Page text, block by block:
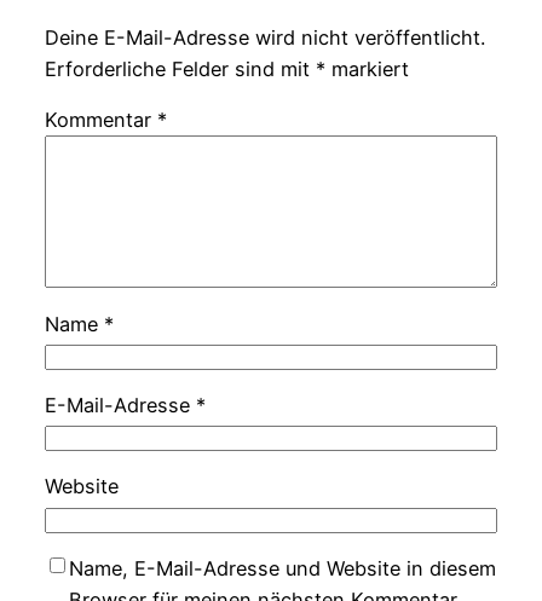
Deine E-Mail-Adresse wird nicht veröffentlicht.
Erforderliche Felder sind mit * markiert
Kommentar *
Name *
E-Mail-Adresse *
Website
Name, E-Mail-Adresse und Website in diesem